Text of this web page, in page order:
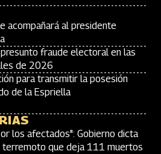
acompañará al presidente
fraude electoral en las
de 2026
para transmitir la posesión
de la Espriella
los afectados": Gobierno dicta
que deja 111 muertos